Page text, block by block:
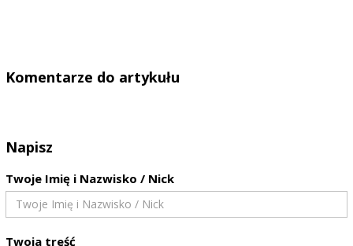
Komentarze do artykułu
Napisz
Twoje Imię i Nazwisko / Nick
Twoja treść